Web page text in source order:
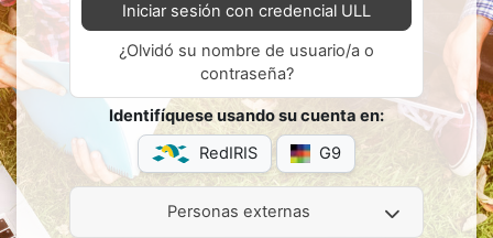
Iniciar sesión con credencial ULL
¿Olvidó su nombre de usuario/a o
contraseña?
Identifíquese usando su cuenta en:
RedIRIS
G9
Personas externas